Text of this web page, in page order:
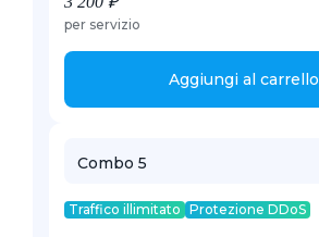
per servizio
Aggiungi al carrello
Combo 5
Traffico illimitato Protezione DDoS